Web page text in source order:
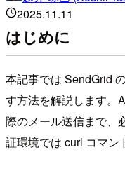
2025.11.11
はじめに
本記事では SendGrid
す方法を解説します。
際のメール送信まで、
証環境では curl コマン